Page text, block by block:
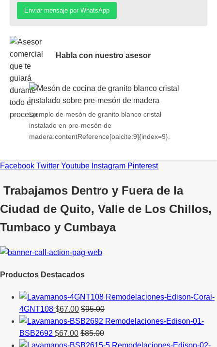
Enviar mensaje por WhatsApp
Habla con nuestro asesor
Ejemplo de mesón de granito blanco cristal
instalado en pre-mesón de
madera:contentReference[oaicite:9]{index=9}.
Facebook Twitter Youtube Instagram Pinterest
Trabajamos Dentro y Fuera de la
Ciudad de Quito, Valle de Los Chillos,
Tumbaco y Cumbaya
Productos Destacados
4GNT108 $67.00 $95.00
BSB2692 $67.00 $85.00